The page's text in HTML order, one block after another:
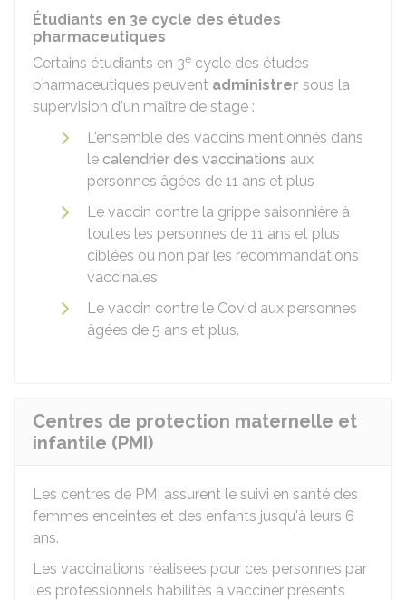
Étudiants en 3e cycle des études
pharmaceutiques
Certains étudiants en 3e cycle des études
pharmaceutiques peuvent administrer sous la
supervision d'un maître de stage :
L'ensemble des vaccins mentionnés dans
le calendrier des vaccinations aux
personnes âgées de 11 ans et plus
Le vaccin contre la grippe saisonnière à
toutes les personnes de 11 ans et plus
ciblées ou non par les recommandations
vaccinales
Le vaccin contre le Covid aux personnes
âgées de 5 ans et plus.
Centres de protection maternelle et
infantile (PMI)
Les centres de PMI assurent le suivi en santé des
femmes enceintes et des enfants jusqu'à leurs 6
ans.
Les vaccinations réalisées pour ces personnes par
les professionnels habilités à vacciner présents